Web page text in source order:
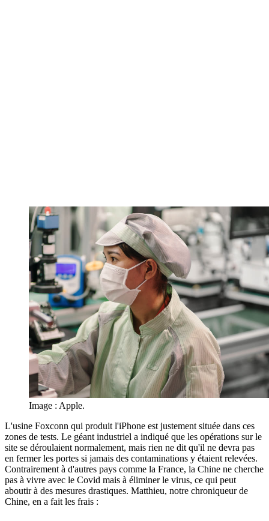
Image : Apple.
L'usine Foxconn qui produit l'iPhone est justement située dans ces
zones de tests. Le géant industriel a indiqué que les opérations sur le
site se déroulaient normalement, mais rien ne dit qu'il ne devra pas
en fermer les portes si jamais des contaminations y étaient relevées.
Contrairement à d'autres pays comme la France, la Chine ne cherche
pas à vivre avec le Covid mais à éliminer le virus, ce qui peut
aboutir à des mesures drastiques. Matthieu, notre chroniqueur de
Chine, en a fait les frais :